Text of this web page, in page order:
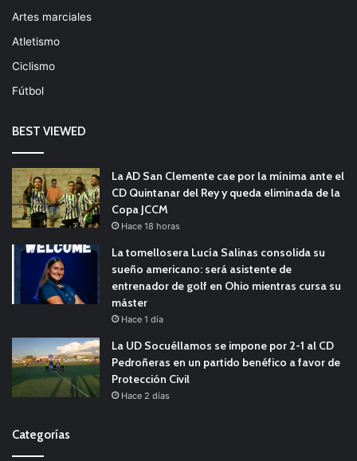
Artes marciales
Atletismo
Ciclismo
Fútbol
BEST VIEWED
La AD San Clemente cae por la mínima ante el
CD Quintanar del Rey y queda eliminada de la
Copa JCCM
Hace 18 horas
La tomellosera Lucía Salinas consolida su
sueño americano: será asistente de
entrenador de golf en Ohio mientras cursa su
máster
Hace 1 día
La UD Socuéllamos se impone por 2-1 al CD
Pedroñeras en un partido benéfico a favor de
Protección Civil
Hace 2 días
Categorías